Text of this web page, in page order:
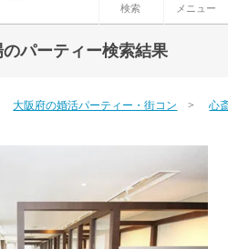
は
検索 メニュー
パーティー検索結果
大阪府の婚活パーティー・街コン 心